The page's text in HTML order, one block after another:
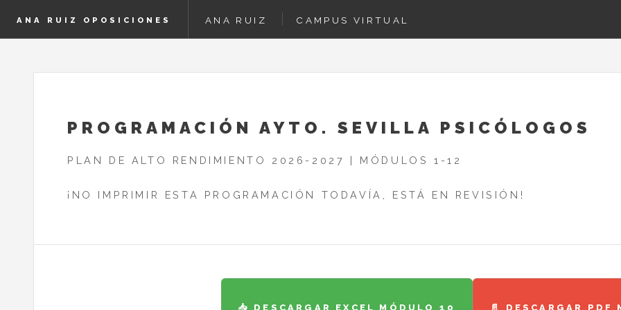
ANA RUIZ OPOSICIONES ANA RUIZ CAMPUS VIRTUAL
PROGRAMACIÓN AYTO. SEVILLA PSICÓLOGOS
PLAN DE ALTO RENDIMIENTO 2026-2027 | MÓDULOS 1-12
¡NO IMPRIMIR ESTA PROGRAMACIÓN TODAVÍA, ESTÁ EN REVISIÓN!
📥 DESCARGAR EXCEL MÓDULO 10 📄 DESCARGAR PDF